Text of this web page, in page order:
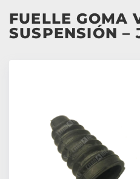
FUELLE GOMA
SUSPENSIÓN –